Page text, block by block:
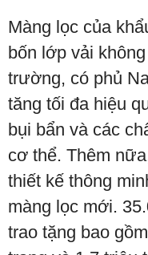
Màng lọc của
bốn lớp vải
trường, có phủ
tăng tối đa hiệu
bụi bẩn và các
cơ thể. Thêm
thiết kế thông
màng lọc mới.
trao tặng bao